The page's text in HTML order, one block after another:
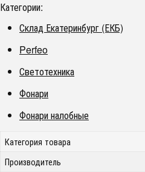
Категории:
Склад Екатеринбург (ЕКБ)
Perfeo
Светотехника
Фонари
Фонари налобные
Категория товара
Производитель